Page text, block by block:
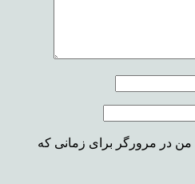
من در مرورگر برای زمانی که